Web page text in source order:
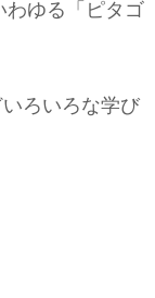
わゆる「ピタゴ
ろいろな学び